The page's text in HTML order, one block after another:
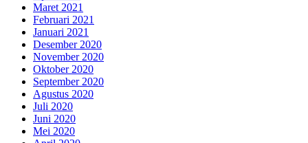
Maret 2021
Februari 2021
Januari 2021
Desember 2020
November 2020
Oktober 2020
September 2020
Agustus 2020
Juli 2020
Juni 2020
Mei 2020